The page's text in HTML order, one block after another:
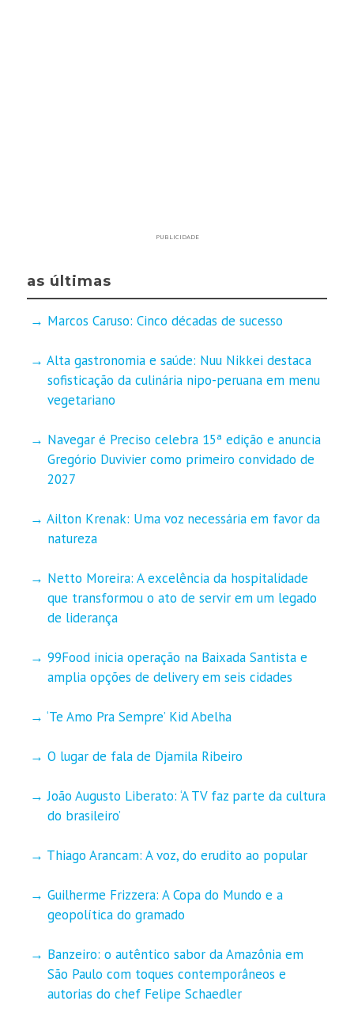
PUBLICIDADE
as últimas
Marcos Caruso: Cinco décadas de sucesso
Alta gastronomia e saúde: Nuu Nikkei destaca
sofisticação da culinária nipo-peruana em menu
vegetariano
Navegar é Preciso celebra 15ª edição e anuncia
Gregório Duvivier como primeiro convidado de
2027
Ailton Krenak: Uma voz necessária em favor da
natureza
Netto Moreira: A excelência da hospitalidade
que transformou o ato de servir em um legado
de liderança
99Food inicia operação na Baixada Santista e
amplia opções de delivery em seis cidades
‘Te Amo Pra Sempre’ Kid Abelha
O lugar de fala de Djamila Ribeiro
João Augusto Liberato: ‘A TV faz parte da cultura
do brasileiro’
Thiago Arancam: A voz, do erudito ao popular
Guilherme Frizzera: A Copa do Mundo e a
geopolítica do gramado
Banzeiro: o autêntico sabor da Amazônia em
São Paulo com toques contemporâneos e
autorias do chef Felipe Schaedler